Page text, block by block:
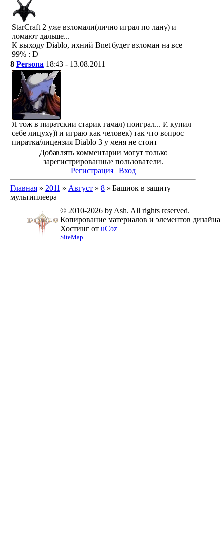
StarCraft 2 уже взломали(лично играл по лану) и
ломают дальше...
К выходу Diablo, ихний Bnet будет взломан на все
99% : D
8 Persona 18:43 - 13.08.2011
Я тож в пиратский старик гамал) поиграл... И купил
себе лицуху)) и играю как человек) так что вопрос
пиратка/лицензия Diablo 3 у меня не стоит
Добавлять комментарии могут только
зарегистрированные пользователи.
Регистрация| Вход
Главная » 2011 » Август » 8 » Башиок в защиту
мультиплеера
© 2010-2026 by Ash. All rights reserved.
Копирование материалов и элементов
Хостинг от uCoz
SiteMap